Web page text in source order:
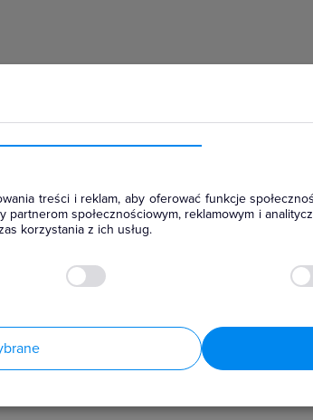
treści i reklam, aby oferować funkcje
społecznościowym, reklamowym i
korzystania z ich usług.